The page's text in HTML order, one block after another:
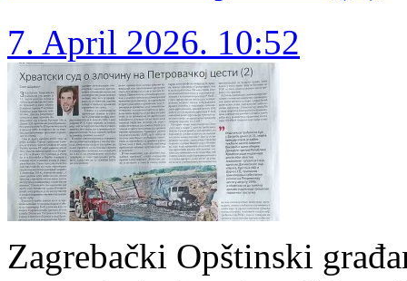
7. April 2026. 10:52
Zagrebački Opštinski